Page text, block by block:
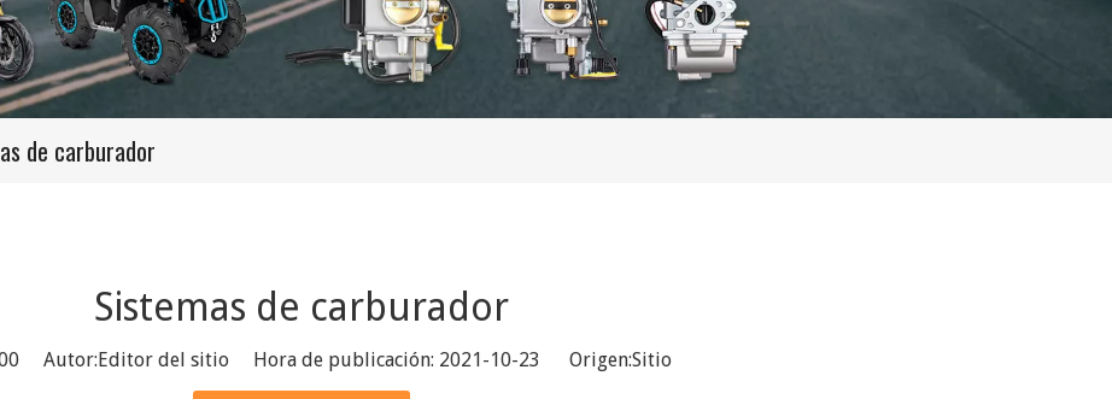
de carburador
Sistemas de carburador
Autor:Editor del sitio Hora de publicación: 2021-10-23 Origen:Sitio